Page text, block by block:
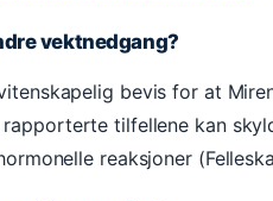
vektnedgang?
bevis for at
rapporterte tilfellene kan
reaksjoner